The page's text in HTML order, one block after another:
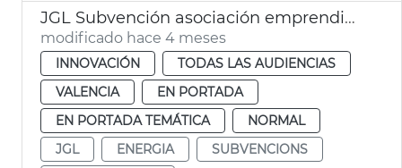
JGL Subvención asociación emprendidas energía València
modificado hace 4 meses
INNOVACIÓN
TODAS LAS AUDIENCIAS
VALENCIA
EN PORTADA
EN PORTADA TEMÁTICA
NORMAL
JGL
ENERGIA
SUBVENCIONS